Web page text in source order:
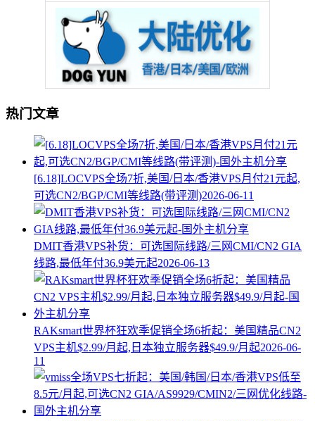
热门文章
[6.18]LOCVPS全场7折,美国/日本/香港VPS月付21元起,
可选CN2/BGP/CMI等线路(带评测)2026-06-11
DMIT香港VPS补货：可选国际线路/三网CMI/CN2 GIA
线路,最低年付36.9美元起2026-06-13
RAKsmart世界杯狂欢季促销全场6折起：美国精品CN2
VPS主机$2.99/月起,日本独立服务器$49.9/月起2026-06-
11